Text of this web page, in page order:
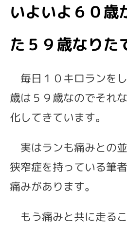
いよいよ６０歳
た５９歳なりた
毎日１０キロランを
歳は５９歳なのでそれ
化してきています。
実はランも痛みとの
狭窄症を持っている筆
痛みがあります。
もう痛みと共に走る